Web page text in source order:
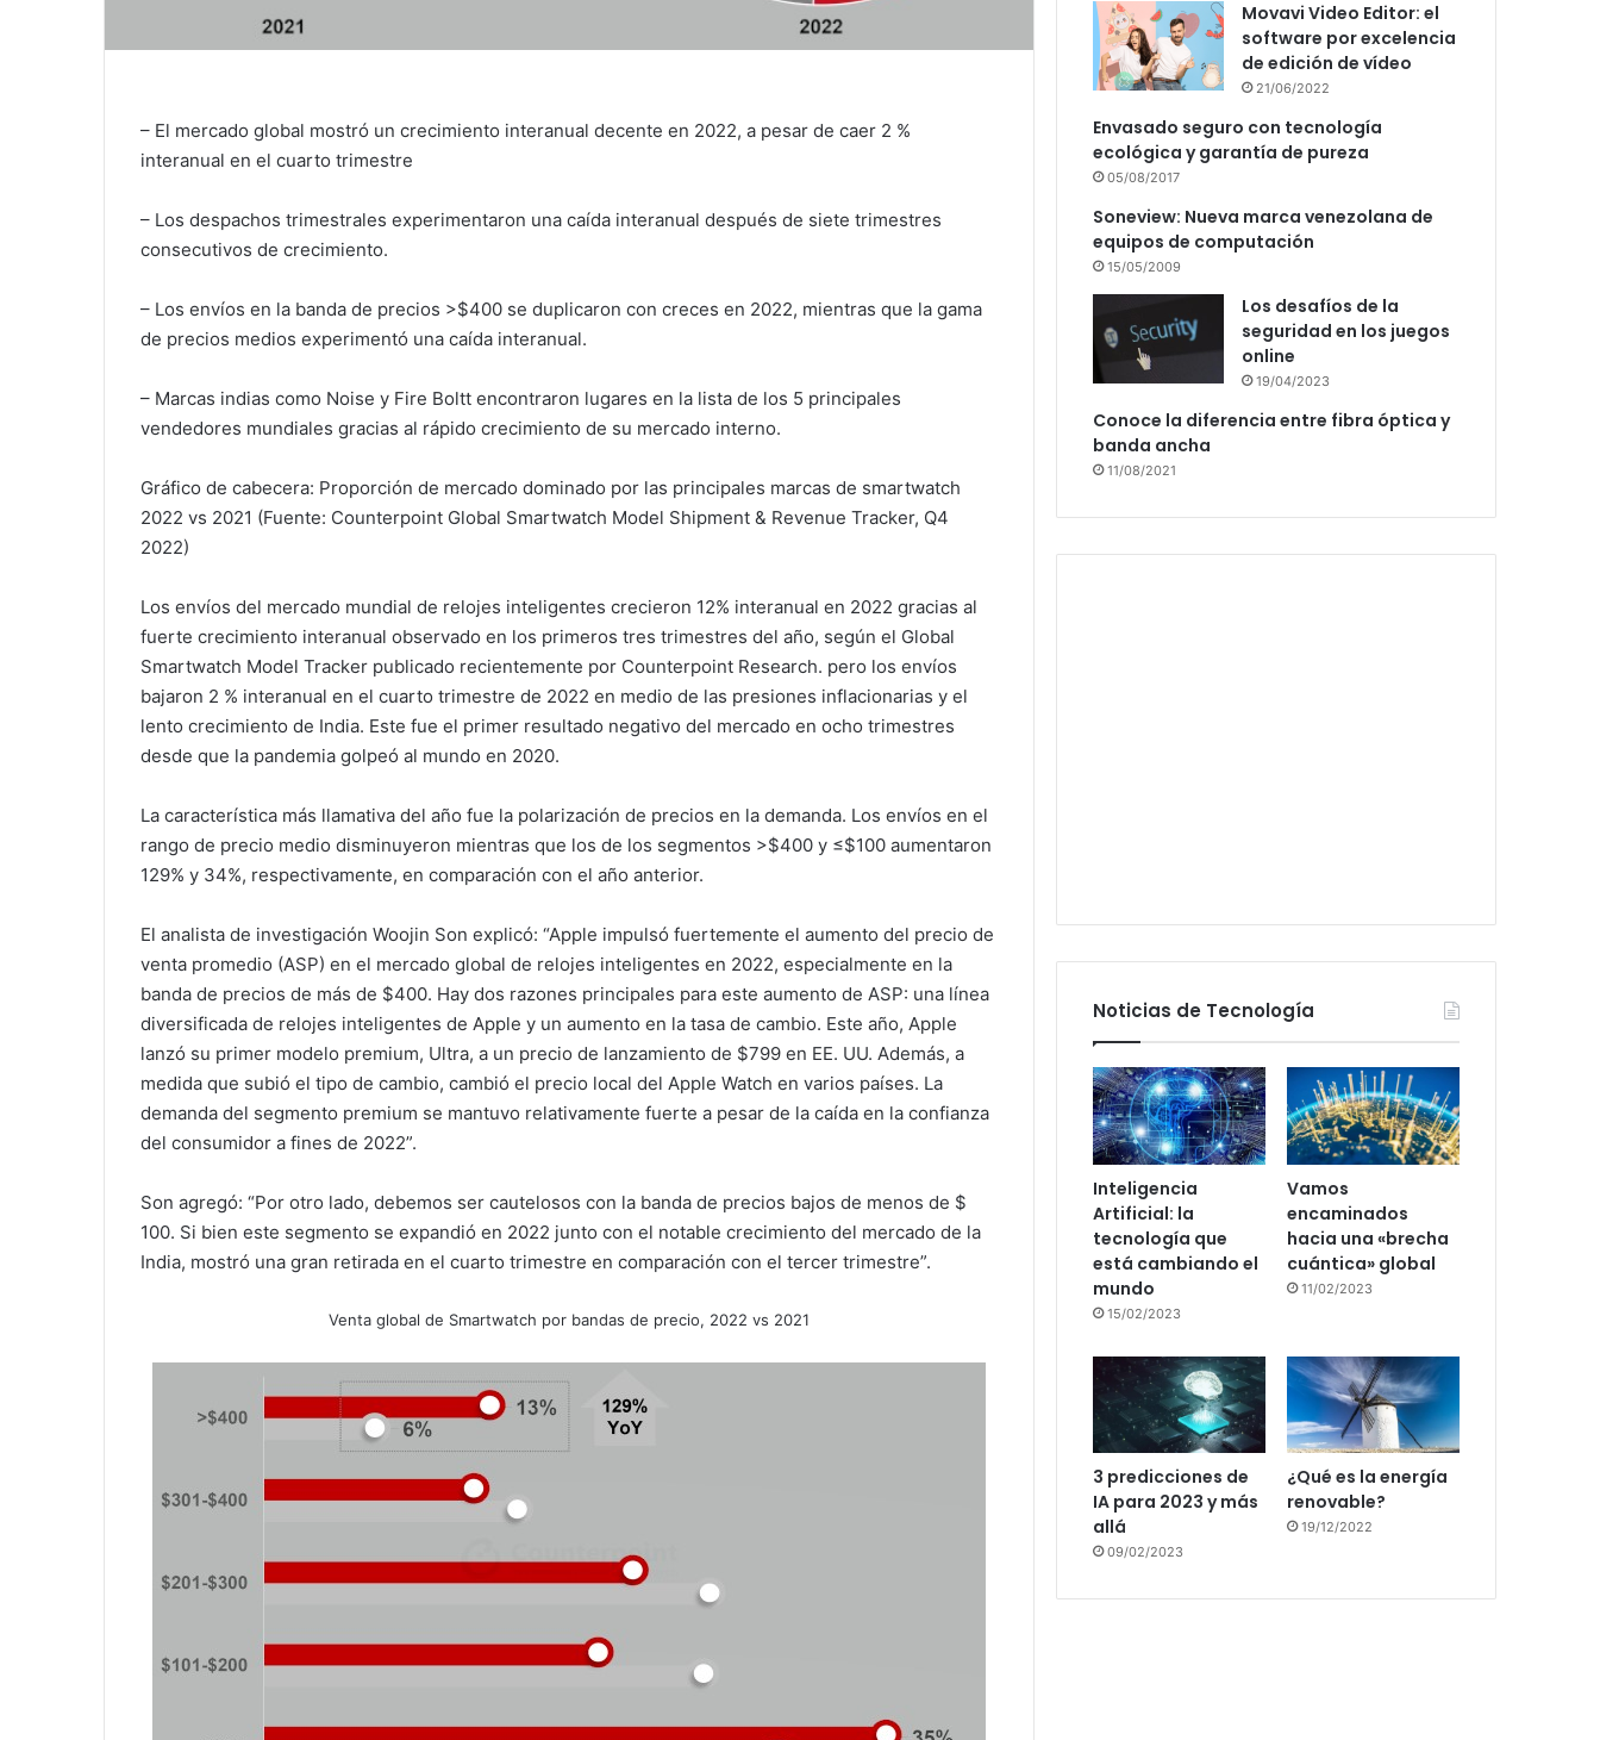
– El mercado global mostró un crecimiento interanual decente en 2022, a pesar de caer 2 %
interanual en el cuarto trimestre
– Los despachos trimestrales experimentaron una caída interanual después de siete trimestres
consecutivos de crecimiento.
– Los envíos en la banda de precios >$400 se duplicaron con creces en 2022, mientras que la gama
de precios medios experimentó una caída interanual.
– Marcas indias como Noise y Fire Boltt encontraron lugares en la lista de los 5 principales
vendedores mundiales gracias al rápido crecimiento de su mercado interno.
Gráfico de cabecera: Proporción de mercado dominado por las principales marcas de smartwatch
2022 vs 2021 (Fuente: Counterpoint Global Smartwatch Model Shipment & Revenue Tracker, Q4
2022)
Los envíos del mercado mundial de relojes inteligentes crecieron 12% interanual en 2022 gracias al
fuerte crecimiento interanual observado en los primeros tres trimestres del año, según el Global
Smartwatch Model Tracker publicado recientemente por Counterpoint Research. pero los envíos
bajaron 2 % interanual en el cuarto trimestre de 2022 en medio de las presiones inflacionarias y el
lento crecimiento de India. Este fue el primer resultado negativo del mercado en ocho trimestres
desde que la pandemia golpeó al mundo en 2020.
La característica más llamativa del año fue la polarización de precios en la demanda. Los envíos en el
rango de precio medio disminuyeron mientras que los de los segmentos >$400 y ≤$100 aumentaron
129% y 34%, respectivamente, en comparación con el año anterior.
El analista de investigación Woojin Son explicó: “Apple impulsó fuertemente el aumento del precio de
venta promedio (ASP) en el mercado global de relojes inteligentes en 2022, especialmente en la
banda de precios de más de $400. Hay dos razones principales para este aumento de ASP: una línea
diversificada de relojes inteligentes de Apple y un aumento en la tasa de cambio. Este año, Apple
lanzó su primer modelo premium, Ultra, a un precio de lanzamiento de $799 en EE. UU. Además, a
medida que subió el tipo de cambio, cambió el precio local del Apple Watch en varios países. La
demanda del segmento premium se mantuvo relativamente fuerte a pesar de la caída en la confianza
del consumidor a fines de 2022”.
Son agregó: “Por otro lado, debemos ser cautelosos con la banda de precios bajos de menos de $
100. Si bien este segmento se expandió en 2022 junto con el notable crecimiento del mercado de la
India, mostró una gran retirada en el cuarto trimestre en comparación con el tercer trimestre”.
Venta global de Smartwatch por bandas de precio, 2022 vs 2021
Movavi Video Editor: el
software por excelencia
de edición de vídeo
21/06/2022
Envasado seguro con tecnología
ecológica y garantía de pureza
05/08/2017
Soneview: Nueva marca venezolana de
equipos de computación
15/05/2009
Los desafíos de la
seguridad en los juegos
online
19/04/2023
Conoce la diferencia entre fibra óptica y
banda ancha
11/08/2021
Noticias de Tecnología
Inteligencia
Artificial: la
tecnología que
está cambiando el
mundo
15/02/2023
Vamos
encaminados
hacia una «brecha
cuántica» global
11/02/2023
3 predicciones de
IA para 2023 y más
allá
09/02/2023
¿Qué es la energía
renovable?
19/12/2022